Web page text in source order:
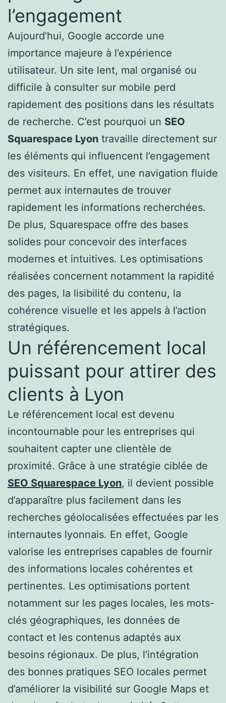
l’engagement
Aujourd’hui, Google accorde une
importance majeure à l’expérience
utilisateur. Un site lent, mal organisé ou
difficile à consulter sur mobile perd
rapidement des positions dans les résultats
de recherche. C’est pourquoi un SEO
Squarespace Lyon travaille directement sur
les éléments qui influencent l’engagement
des visiteurs. En effet, une navigation fluide
permet aux internautes de trouver
rapidement les informations recherchées.
De plus, Squarespace offre des bases
solides pour concevoir des interfaces
modernes et intuitives. Les optimisations
réalisées concernent notamment la rapidité
des pages, la lisibilité du contenu, la
cohérence visuelle et les appels à l’action
stratégiques.
Un référencement local
puissant pour attirer des
clients à Lyon
Le référencement local est devenu
incontournable pour les entreprises qui
souhaitent capter une clientèle de
proximité. Grâce à une stratégie ciblée de
SEO Squarespace Lyon, il devient possible
d’apparaître plus facilement dans les
recherches géolocalisées effectuées par les
internautes lyonnais. En effet, Google
valorise les entreprises capables de fournir
des informations locales cohérentes et
pertinentes. Les optimisations portent
notamment sur les pages locales, les mots-
clés géographiques, les données de
contact et les contenus adaptés aux
besoins régionaux. De plus, l’intégration
des bonnes pratiques SEO locales permet
d’améliorer la visibilité sur Google Maps et